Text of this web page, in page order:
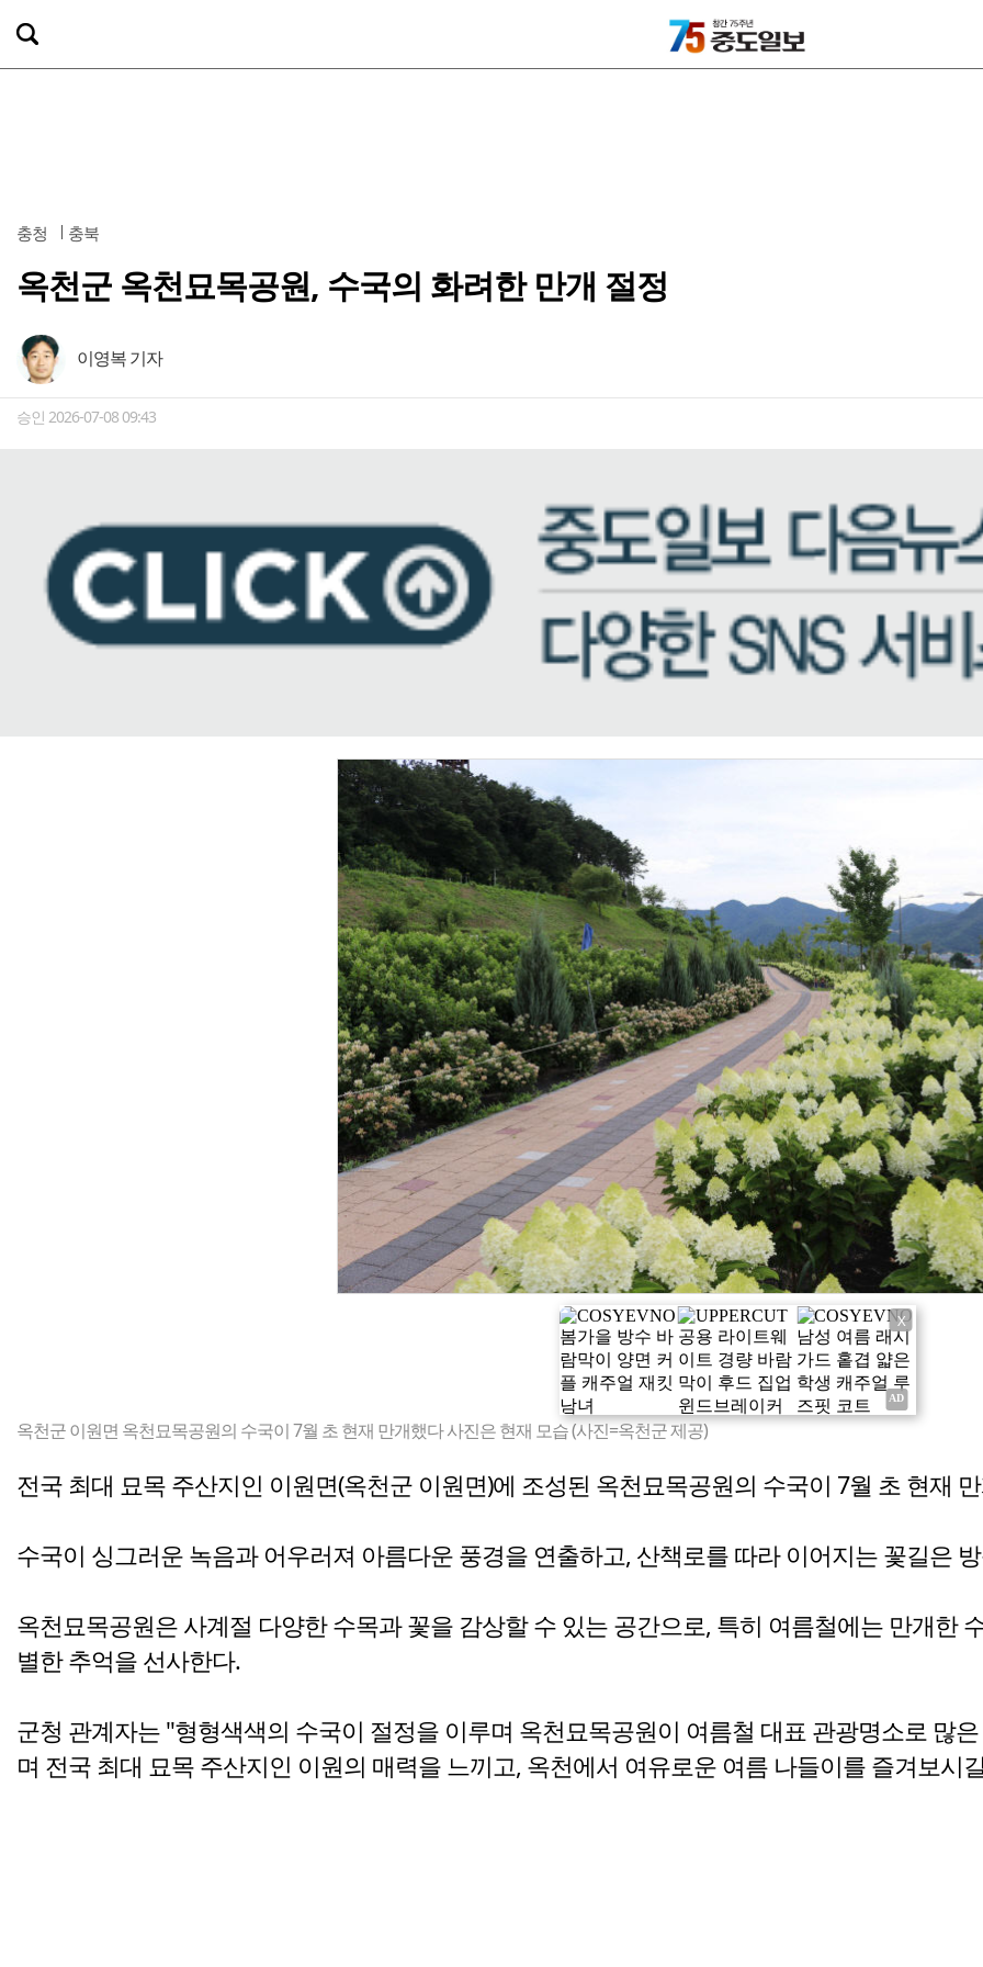
충청 충북
옥천군 옥천묘목공원, 수국의 화려한 만개 절정
이영복 기자
승인 2026-07-08 09:43
X
옥천군 이원면 옥천묘목공원의 수국이 7월 초 현재 만개했다 사진은 현재 모습 (사진=옥천군 제공)
전국 최대 묘목 주산지인 이원면(옥천군 이원면)에 조성된 옥천묘목공원의 수국이 7월 초 현재
수국이 싱그러운 녹음과 어우러져 아름다운 풍경을 연출하고, 산책로를 따라 이어지는 꽃길은
옥천묘목공원은 사계절 다양한 수목과 꽃을 감상할 수 있는 공간으로, 특히 여름철에는 만개한
별한 추억을 선사한다.
군청 관계자는 "형형색색의 수국이 절정을 이루며 옥천묘목공원이 여름철 대표 관광명소로 많
며 전국 최대 묘목 주산지인 이원의 매력을 느끼고, 옥천에서 여유로운 여름 나들이를 즐겨보시